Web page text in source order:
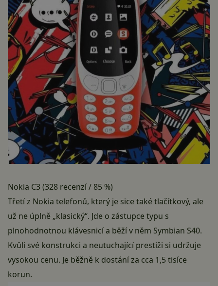
Nokia C3 (328 recenzí / 85 %)
Třetí z Nokia telefonů, který je sice také tlačítkový, ale
už ne úplně „klasický“. Jde o zástupce typu s
plnohodnotnou klávesnicí a běží v něm Symbian S40.
Kvůli své konstrukci a neutuchající prestiži si udržuje
vysokou cenu. Je běžně k dostání za cca 1,5 tisíce
korun.